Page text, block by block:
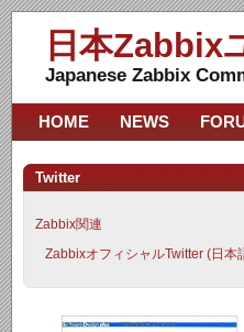
日本Zabbix
Japanese Zabbix
HOME NEWS
Twitter
Zabbix関連
ZabbixオフィシャルTwitter (日本